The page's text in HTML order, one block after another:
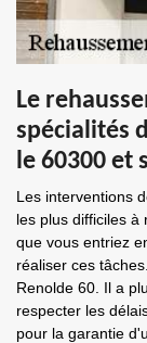
Le
spécialités
le 60300 et
Les interventions
les plus difficiles à
que vous entriez
réaliser ces
Renolde 60. Il a
respecter les
pour la garantie